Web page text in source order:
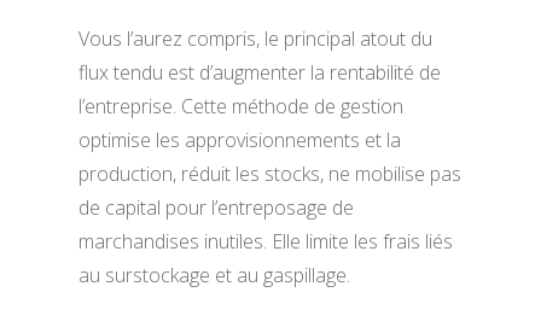
Vous l’aurez compris, le principal atout du
flux tendu est d’augmenter la rentabilité de
l’entreprise. Cette méthode de gestion
optimise les approvisionnements et la
production, réduit les stocks, ne mobilise pas
de capital pour l’entreposage de
marchandises inutiles. Elle limite les frais liés
au surstockage et au gaspillage.